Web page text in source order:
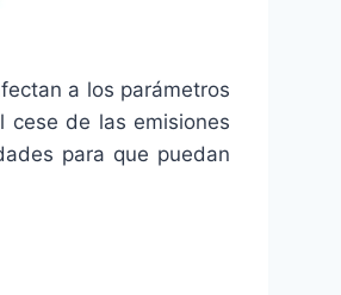
a los parámetros
cese de las emisiones
para que puedan